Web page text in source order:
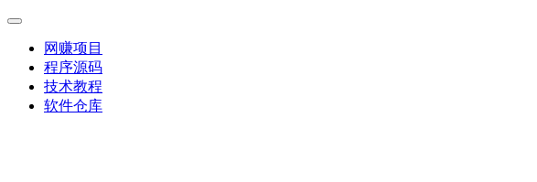
网赚项目
程序源码
技术教程
软件仓库